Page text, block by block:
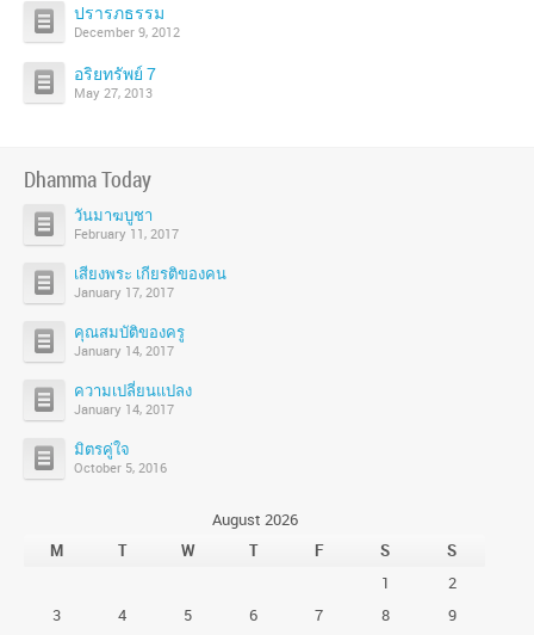
ปรารภธรรม
December 9, 2012
อริยทรัพย์ 7
May 27, 2013
Dhamma Today
วันมาฆบูชา
February 11, 2017
เสียงพระ เกียรติของคน
January 17, 2017
คุณสมบัติของครู
January 14, 2017
ความเปลี่ยนแปลง
January 14, 2017
มิตรคู่ใจ
October 5, 2016
August 2026
M
T W T F S
S
1
2
3
4 5 6 7 8
9